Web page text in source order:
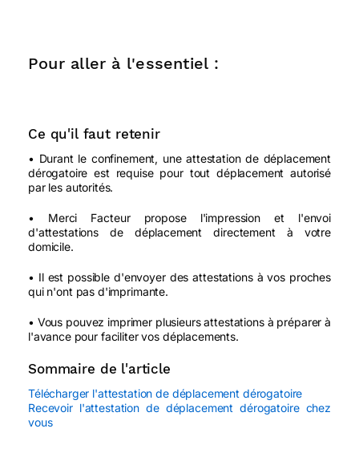
Pour aller à l'essentiel :
Ce qu'il faut retenir
• Durant le confinement, une attestation de déplacement
dérogatoire est requise pour tout déplacement autorisé
par les autorités.
• Merci Facteur propose l'impression et l'envoi
d'attestations de déplacement directement à votre
domicile.
• Il est possible d'envoyer des attestations à vos proches
qui n'ont pas d'imprimante.
• Vous pouvez imprimer plusieurs attestations à préparer à
l'avance pour faciliter vos déplacements.
Sommaire de l'article
Télécharger l'attestation de déplacement dérogatoire
Recevoir l'attestation de déplacement dérogatoire chez
vous